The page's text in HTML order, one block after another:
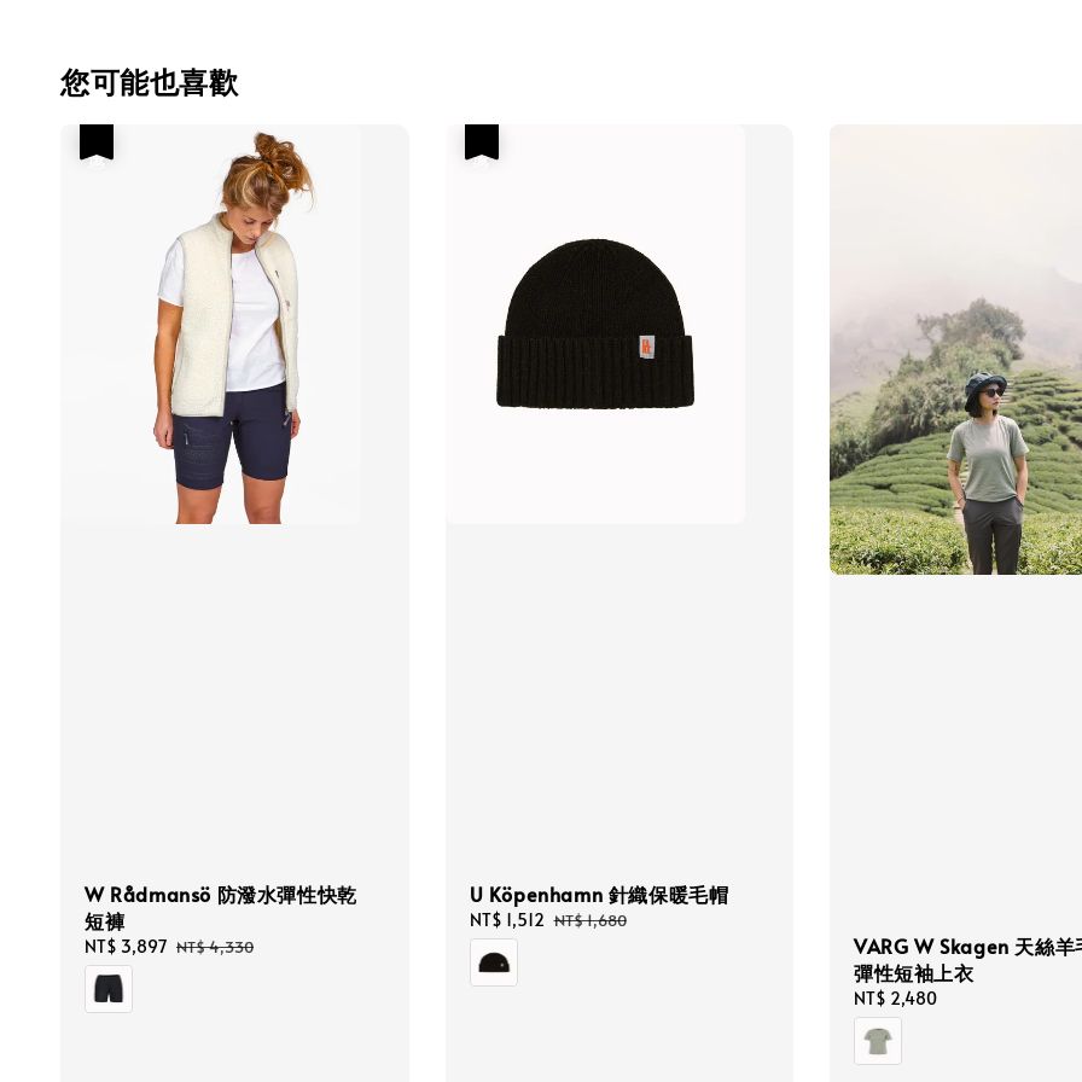
您可能也喜歡
W Rådmansö 防潑水彈性快乾
短褲
Sale
price
NT$ 3,897 Regular
NT$ 4,330
U Köpenhamn 針織保暖毛帽
Sale
price
NT$ 1,512 Regular
NT$ 1,680
VARG W Skagen 天絲羊
彈性短袖上衣
Regular
price
NT$ 2,480